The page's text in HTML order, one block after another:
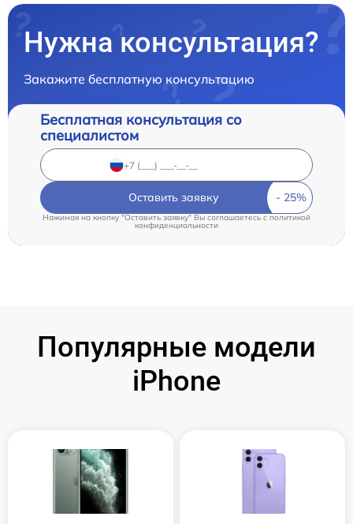
Нужна консультация?
Закажите бесплатную консультацию
Бесплатная консультация со
специалистом
Оставить заявку
Нажимая на кнопку "Оставить заявку" Вы соглашаетесь cполитикой
конфиденциальности
Популярные модели
iPhone